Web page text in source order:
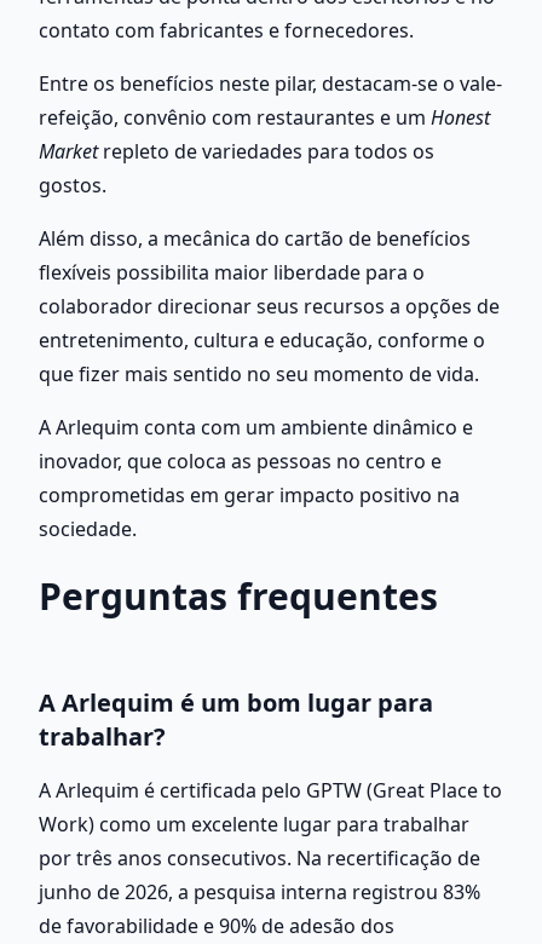
contato com fabricantes e fornecedores.
Entre os benefícios neste pilar, destacam-se o vale-
refeição, convênio com restaurantes e um Honest
Market repleto de variedades para todos os
gostos.
Além disso, a mecânica do cartão de benefícios
flexíveis possibilita maior liberdade para o
colaborador direcionar seus recursos a opções de
entretenimento, cultura e educação, conforme o
que fizer mais sentido no seu momento de vida.
A Arlequim conta com um ambiente dinâmico e
inovador, que coloca as pessoas no centro e
comprometidas em gerar impacto positivo na
sociedade.
Perguntas frequentes
A Arlequim é um bom lugar para
trabalhar?
A Arlequim é certificada pelo GPTW (Great Place to
Work) como um excelente lugar para trabalhar
por três anos consecutivos. Na recertificação de
junho de 2026, a pesquisa interna registrou 83%
de favorabilidade e 90% de adesão dos